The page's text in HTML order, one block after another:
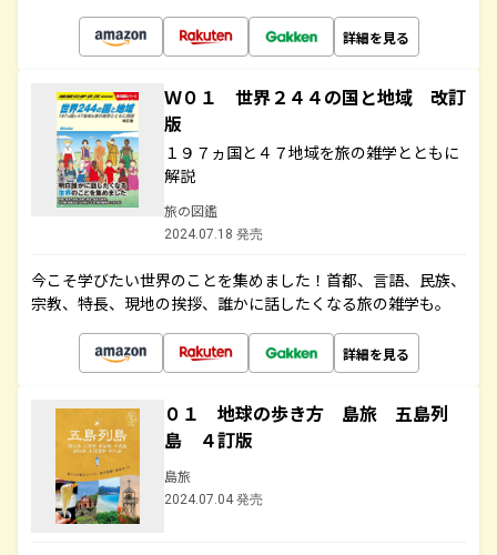
詳細を見る
Ｗ０１ 世界２４４の国と地域 改訂
版
１９７ヵ国と４７地域を旅の雑学とともに
解説
旅の図鑑
2024.07.18 発売
今こそ学びたい世界のことを集めました！首都、言語、民族、
宗教、特長、現地の挨拶、誰かに話したくなる旅の雑学も。
詳細を見る
０１ 地球の歩き方 島旅 五島列
島 ４訂版
島旅
2024.07.04 発売